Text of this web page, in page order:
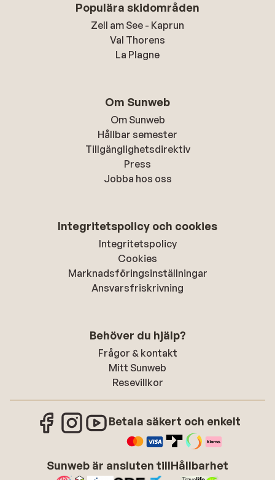
Populära skidområden
Zell am See - Kaprun
Val Thorens
La Plagne
Om Sunweb
Om Sunweb
Hållbar semester
Tillgänglighetsdirektiv
Press
Jobba hos oss
Integritetspolicy och cookies
Integritetspolicy
Cookies
Marknadsföringsinställningar
Ansvarsfriskrivning
Behöver du hjälp?
Frågor & kontakt
Mitt Sunweb
Resevillkor
Betala säkert och enkelt
Sunweb är ansluten tillHållbarhet